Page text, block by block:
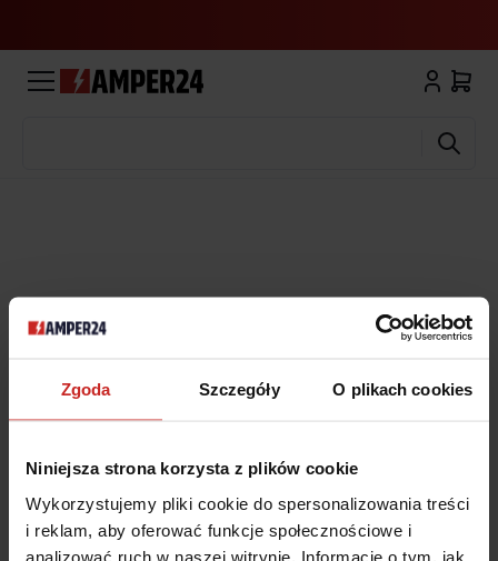
Zgoda Szczegóły O plikach cookies
Niniejsza strona korzysta z plików cookie
Wykorzystujemy pliki cookie do spersonalizowania treści
i reklam, aby oferować funkcje społecznościowe i
analizować ruch w naszej witrynie. Informacje o tym, jak